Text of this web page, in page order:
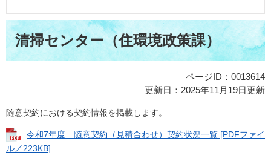
へ
本
文清掃センター（住環境政策課）
ページID：0013614
更新日：2025年11月19日更新
随意契約における契約情報を掲載します。
令和7年度 随意契約（見積合わせ）契約状況一覧 [PDFファイ
ル／223KB]